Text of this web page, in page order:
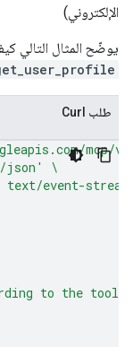
الإلكتروني)
يوضّح المثال التالي
طلب Curl
mcp/
json'
\
event-
to the tool